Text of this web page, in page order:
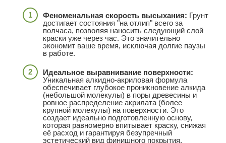
Феноменальная скорость высыхания: Грунт
достигает состояния "на отлип" всего за
полчаса, позволяя наносить следующий слой
краски уже через час. Это значительно
экономит ваше время, исключая долгие паузы
в работе.
Идеальное выравнивание поверхности:
Уникальная алкидно-акриловая формула
обеспечивает глубокое проникновение алкида
(небольшой молекулы) в поры древесины и
ровное распределение акрилата (более
крупной молекулы) на поверхности. Это
создает идеально подготовленную основу,
которая равномерно впитывает краску, снижая
её расход и гарантируя безупречный
эстетический вид финишного покрытия.